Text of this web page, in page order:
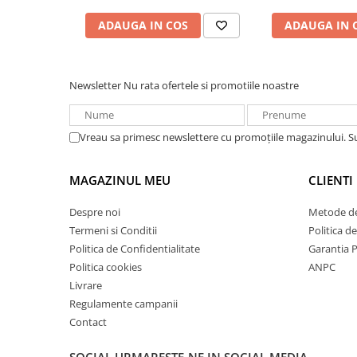
Redresoare, incarcatoare si testere
Redresoare auto, moto, barci si
sisteme de urgenta - acumulator
UPS Calculatoare si Servere
Stabilizatoare Tensiune
PDUs unitati de distributie a
energiei electrice
Cabinete baterii
Acumulatori UPS
Drumetii / Camping
Frigidere portabile
Protectie la suprasarcina:
Se opreste dupa 60 de secunde in cazul
ADAUGA IN COS ADAUGA IN
Newsletter Nu rata ofertele si promotiile noastre
Vreau sa primesc newslettere cu promoțiile magazinului.
MAGAZINUL MEU
Despre noi
Termeni si Conditii
Politica de Confidentialitate
Politica cookies
Livrare
Regulamente campanii
Contact
CLIENTI
Metode
Politica
Garantia
ANPC